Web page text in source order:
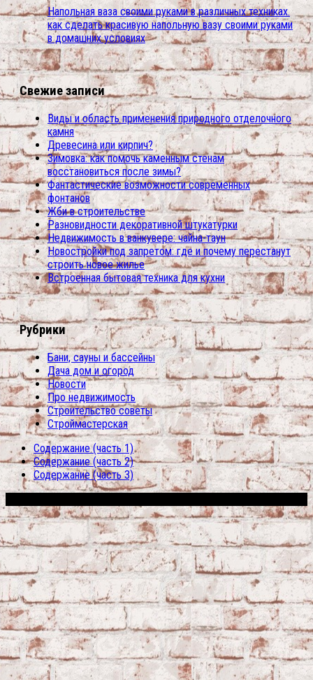
Напольная ваза своими руками в различных техниках.
как сделать красивую напольную вазу своими руками
в домашних условиях
Свежие записи
Виды и область применения природного отделочного
камня
Древесина или кирпич?
Зимовка: как помочь каменным стенам
восстановиться после зимы?
Фантастические возможности современных
фонтанов
Жби в строительстве
Разновидности декоративной штукатурки
Недвижимость в ванкувере: чайна-таун
Новостройки под запретом: где и почему перестанут
строить новое жилье
Встроенная бытовая техника для кухни
Рубрики
Бани, сауны и бассейны
Дача дом и огород
Новости
Про недвижимость
Строительство советы
Строймастерская
Содержание (часть 1)
Содержание (часть 2)
Содержание (часть 3)